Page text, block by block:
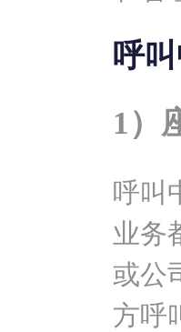
呼
1）
呼叫
业务
或公
方呼